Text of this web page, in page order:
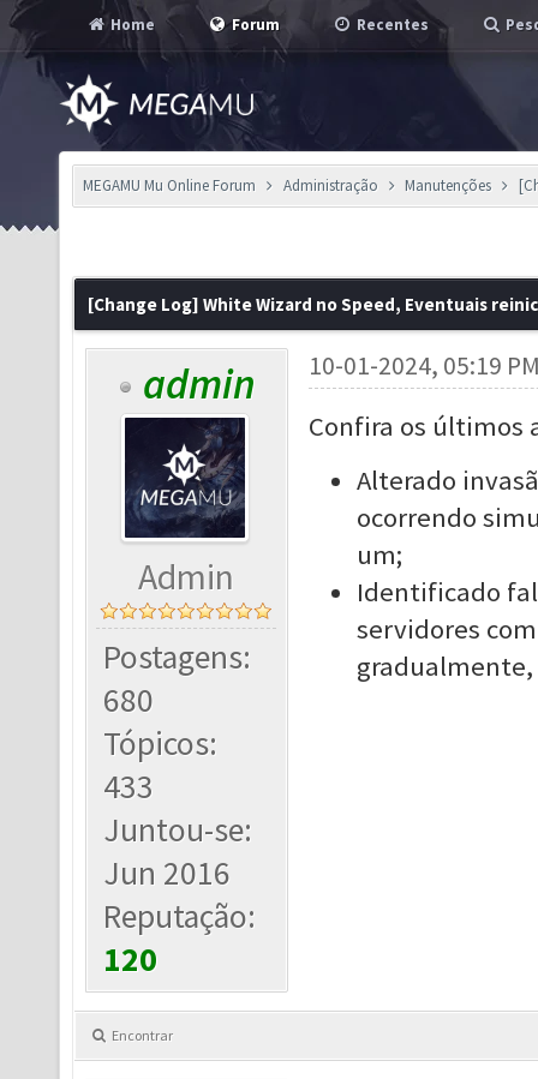
Home Forum Recentes
MEGAMU Mu Online Forum Administração Manutenções
[Change Log] White Wizard no Speed, Eventuais
admin
Admin
Postagens:
680
Tópicos:
433
Juntou-se:
Jun 2016
Reputação:
120
10-01-2024, 05:19
Confira os últimos
Alterado
ocorrendo
um;
Identificado
servidores
gradualmente,
Encontrar